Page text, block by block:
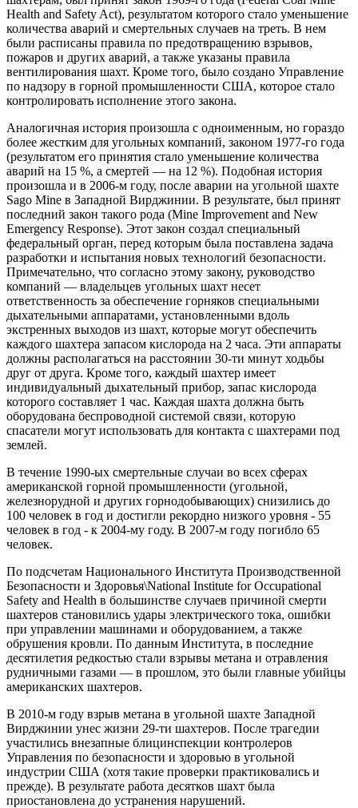
Health and Safety Act), результатом которого стало уменьшение
количества аварий и смертельных случаев на треть. В нем
были расписаны правила по предотвращению взрывов,
пожаров и других аварий, а также указаны правила
вентилирования шахт. Кроме того, было создано Управление
по надзору в горной промышленности США, которое стало
контролировать исполнение этого закона.
Аналогичная история произошла с одноименным, но гораздо
более жестким для угольных компаний, законом 1977-го года
(результатом его принятия стало уменьшение количества
аварий на 15 %, а смертей — на 12 %). Подобная история
произошла и в 2006-м году, после аварии на угольной шахте
Sago Mine в Западной Вирджинии. В результате, был принят
последний закон такого рода (Mine Improvement and New
Emergency Response). Этот закон создал специальный
федеральный орган, перед которым была поставлена задача
разработки и испытания новых технологий безопасности.
Примечательно, что согласно этому закону, руководство
компаний — владельцев угольных шахт несет
ответственность за обеспечение горняков специальными
дыхательными аппаратами, установленными вдоль
экстренных выходов из шахт, которые могут обеспечить
каждого шахтера запасом кислорода на 2 часа. Эти аппараты
должны располагаться на расстоянии 30-ти минут ходьбы
друг от друга. Кроме того, каждый шахтер имеет
индивидуальный дыхательный прибор, запас кислорода
которого составляет 1 час. Каждая шахта должна быть
оборудована беспроводной системой связи, которую
спасатели могут использовать для контакта с шахтерами под
землей.
В течение 1990-ых смертельные случаи во всех сферах
американской горной промышленности (угольной,
железнорудной и других горнодобывающих) снизились до
100 человек в год и достигли рекордно низкого уровня - 55
человек в год - к 2004-му году. В 2007-м году погибло 65
человек.
По подсчетам Национального Института Производственной
Безопасности и Здоровья\National Institute for Occupational
Safety and Health в большинстве случаев причиной смерти
шахтеров становились удары электрического тока, ошибки
при управлении машинами и оборудованием, а также
обрушения кровли. По данным Института, в последние
десятилетия редкостью стали взрывы метана и отравления
рудничными газами — в прошлом, это были главные убийцы
американских шахтеров.
В 2010-м году взрыв метана в угольной шахте Западной
Вирджинии унес жизни 29-ти шахтеров. После трагедии
участились внезапные блицинспекции контролеров
Управления по безопасности и здоровью в угольной
индустрии США (хотя такие проверки практиковались и
прежде). В результате работа десятков шахт была
приостановлена до устранения нарушений.